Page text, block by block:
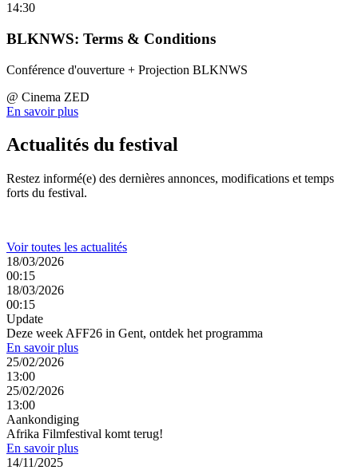
14:30
BLKNWS: Terms & Conditions
Conférence d'ouverture + Projection BLKNWS
@ Cinema ZED
En savoir plus
Actualités du festival
Restez informé(e) des dernières annonces, modifications et temps
forts du festival.
Voir toutes les actualités
18/03/2026
00:15
18/03/2026
00:15
Update
Deze week AFF26 in Gent, ontdek het programma
En savoir plus
25/02/2026
13:00
25/02/2026
13:00
Aankondiging
Afrika Filmfestival komt terug!
En savoir plus
14/11/2025